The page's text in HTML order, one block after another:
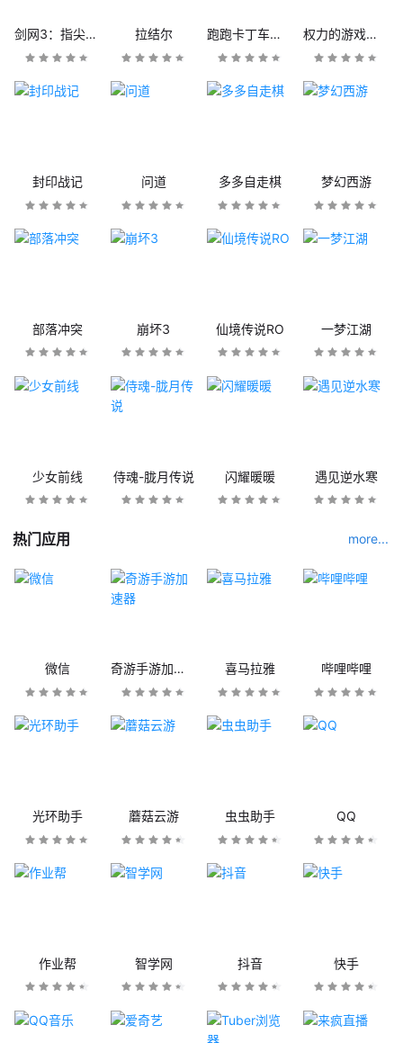
剑网3：指尖江湖 拉结尔 跑跑卡丁车官方竞速版 权力的游戏：凛冬将至
封印战记 问道 多多自走棋 梦幻西游
部落冲突 崩坏3 仙境传说RO 一梦江湖
少女前线 侍魂-胧月传说 闪耀暖暖 遇见逆水寒
热门应用 more...
微信 奇游手游加速器 喜马拉雅 哔哩哔哩
光环助手 蘑菇云游 虫虫助手 QQ
作业帮 智学网 抖音 快手